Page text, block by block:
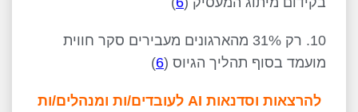
10. רק 31% מהארגונים מעבירים סקר חווית
מועמד בסוף תהליך הגיוס (6
)
להרצאות וסדנאות AI לעובדים/ות ומנהלים/ות